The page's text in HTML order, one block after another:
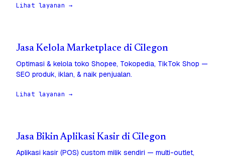
Lihat layanan →
Jasa Kelola Marketplace di Cilegon
Optimasi & kelola toko Shopee, Tokopedia, TikTok Shop —
SEO produk, iklan, & naik penjualan.
Lihat layanan →
Jasa Bikin Aplikasi Kasir di Cilegon
Aplikasi kasir (POS) custom milik sendiri — multi-outlet,